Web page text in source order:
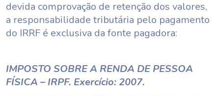
devida comprovação de retenção dos valores,
a responsabilidade tributária pelo pagamento
do IRRF é exclusiva da fonte pagadora:
IMPOSTO SOBRE A RENDA DE PESSOA
FÍSICA – IRPF. Exercício: 2007.